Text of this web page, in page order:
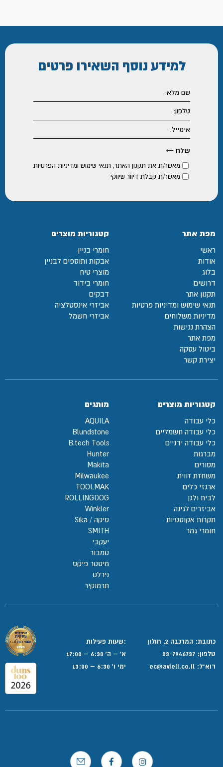
למידע נוסף השאירו פרטים
מאשר/ת את תקנון האתר, תנאי שימוש ומדיניות הפרטיות
מאשר/ת קבלת דיוור שיווקי
מפת אתר
ראשי
אודות
בלוג
דרושים
תקנון אתר
תנאי שימוש ומדיניות פרטיות
מדיניות משלוחים
הצהרת נגישות
מפת אתר
ביטול עסקה
יצירת קשר
קטגוריות מוצרים
חומרי בניין
אבקות ותוספים לבניין
מוצרי טיח
חומרי בידוד
דבקים
אביזרי אינסטלציה
אביזרי חשמל
קטגוריות מוצרים
כלי עבודה
כלי עבודה חשמליים
כלי עבודה ידניים
מברגות
מסורים
משחזת זווית
ארגזי כלים
לבית ולגן
אביזרים לגינה
תקרות אקוסטיות
חומרי גמר
מותגים
AQUILA
Blundstone
B.tech Tools
Hunter
Makita
Milwaukee
TOOLMAK
ROLLINGDOG
Winkler
סיקה / Sika
SMITH
יעקבי
טמבור
מיסטר פיקס
נירלט
תרמוקיר
כתובת: המרכבה 2, חולון
טלפון: 03-7946737
דוא”ל:
:שעות פעילות
א' – ה' 6:30 – 17:00
ימי ו' 6:30 – 13:00